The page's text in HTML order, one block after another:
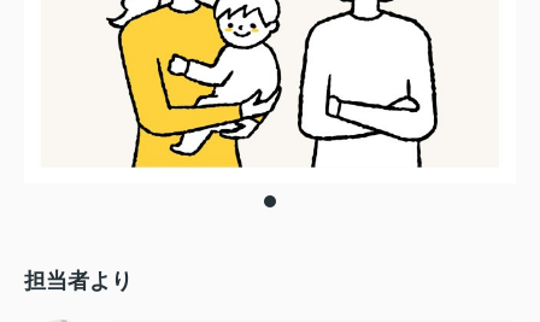
担当者より